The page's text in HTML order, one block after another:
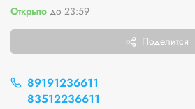
Открыто до 23:59
Поделится
89191236611
83512236611